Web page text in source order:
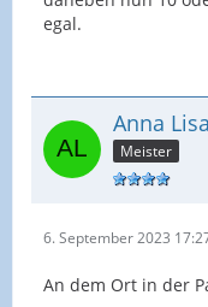
egal.
Anna Lisa
Meister
6. September 2023
An dem Ort in der